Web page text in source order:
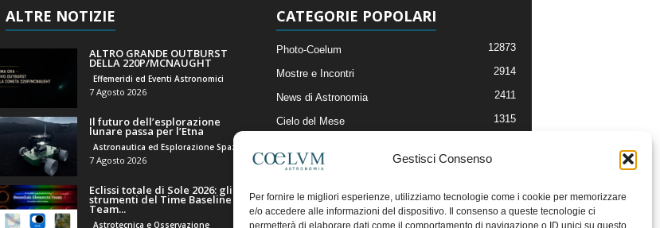
Gestisci Consenso
Per fornire le migliori esperienze, utilizziamo tecnologie come i cookie per memorizzare
e/o accedere alle informazioni del dispositivo. Il consenso a queste tecnologie ci
permetterà di elaborare dati come il comportamento di navigazione o ID unici su questo
ALTRE NOTIZIE
ALTRO GRANDE OUTBURST
DELLA 220P/MCNAUGHT
Effemeridi ed Eventi Astronomici
7 Agosto 2026
Il futuro dell’esplorazione
lunare passa per l’Etna
7 Agosto 2026
Eclissi totale di Sole 2026: gli
strumenti del Time Baseline
Team...
Astrotecnica e Osservazione
CATEGORIE POPOLARI
Photo-Coelum 12873
Mostre e Incontri 2914
News di Astronomia 2411
Cielo del Mese 1315
Articoli e Risorse On-Line
Il Blog della Redazione